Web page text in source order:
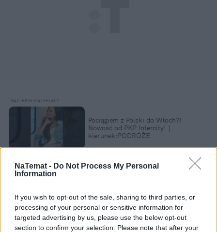
NaTemat - Do Not Process My Personal
Information
If you wish to opt-out of the sale, sharing to third parties, or
processing of your personal or sensitive information for
targeted advertising by us, please use the below opt-out
section to confirm your selection. Please note that after your
Pociągiem z Polski do Włoch?!
Nowość od PKP Intercity! |
kierunek:PODRÓŻE
spokojem
Florian – kojarzy się z kwiatami i rozkwitem.